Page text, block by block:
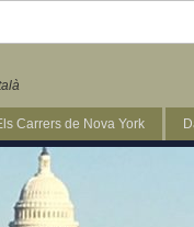
Carrers de Nova York